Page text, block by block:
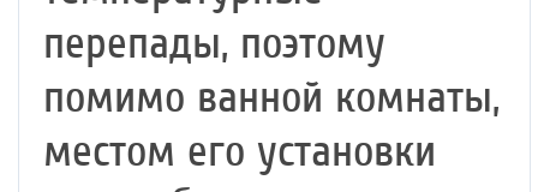
перепады, поэтому
помимо ванной комнаты,
местом его установки